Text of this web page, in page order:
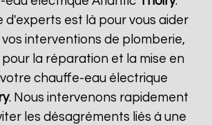
d'experts est là pour vous aider
interventions de plomberie,
la réparation et la mise en
chauffe-eau électrique
. Nous intervenons rapidement
les désagréments liés à une